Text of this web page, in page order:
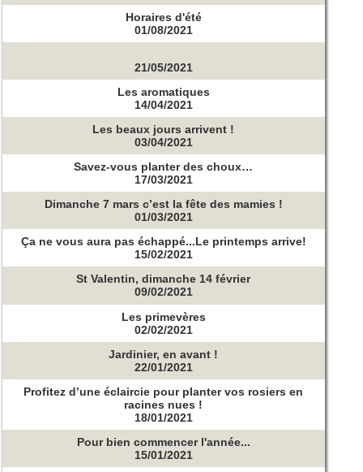
Horaires d'été
01/08/2021
21/05/2021
Les aromatiques
14/04/2021
Les beaux jours arrivent !
03/04/2021
Savez-vous planter des choux…
17/03/2021
Dimanche 7 mars c’est la fête des mamies !
01/03/2021
Ça ne vous aura pas échappé...Le printemps arrive!
15/02/2021
St Valentin, dimanche 14 février
09/02/2021
Les primevères
02/02/2021
Jardinier, en avant !
22/01/2021
Profitez d’une éclaircie pour planter vos rosiers en
racines nues !
18/01/2021
Pour bien commencer l'année...
15/01/2021